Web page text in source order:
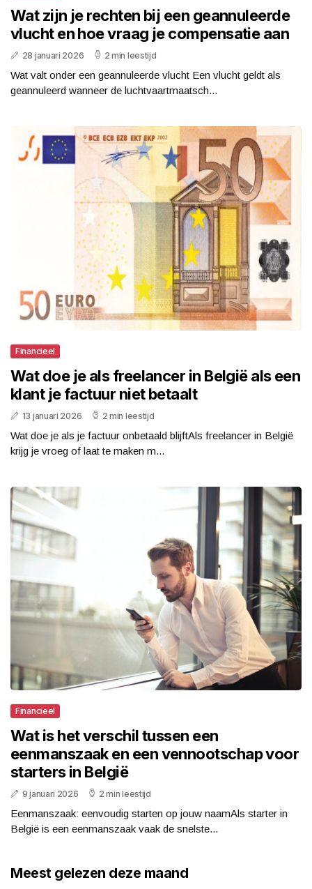
Wat zijn je rechten bij een geannuleerde
vlucht en hoe vraag je compensatie aan
28 januari 2026 2 min leestijd
Wat valt onder een geannuleerde vlucht Een vlucht geldt als
geannuleerd wanneer de luchtvaartmaatsch...
Financieel
Wat doe je als freelancer in België als een
klant je factuur niet betaalt
13 januari 2026 2 min leestijd
Wat doe je als je factuur onbetaald blijftAls freelancer in België
krijg je vroeg of laat te maken m...
Financieel
Wat is het verschil tussen een
eenmanszaak en een vennootschap voor
starters in België
9 januari 2026 2 min leestijd
Eenmanszaak: eenvoudig starten op jouw naamAls starter in
België is een eenmanszaak vaak de snelste...
Meest gelezen deze maand